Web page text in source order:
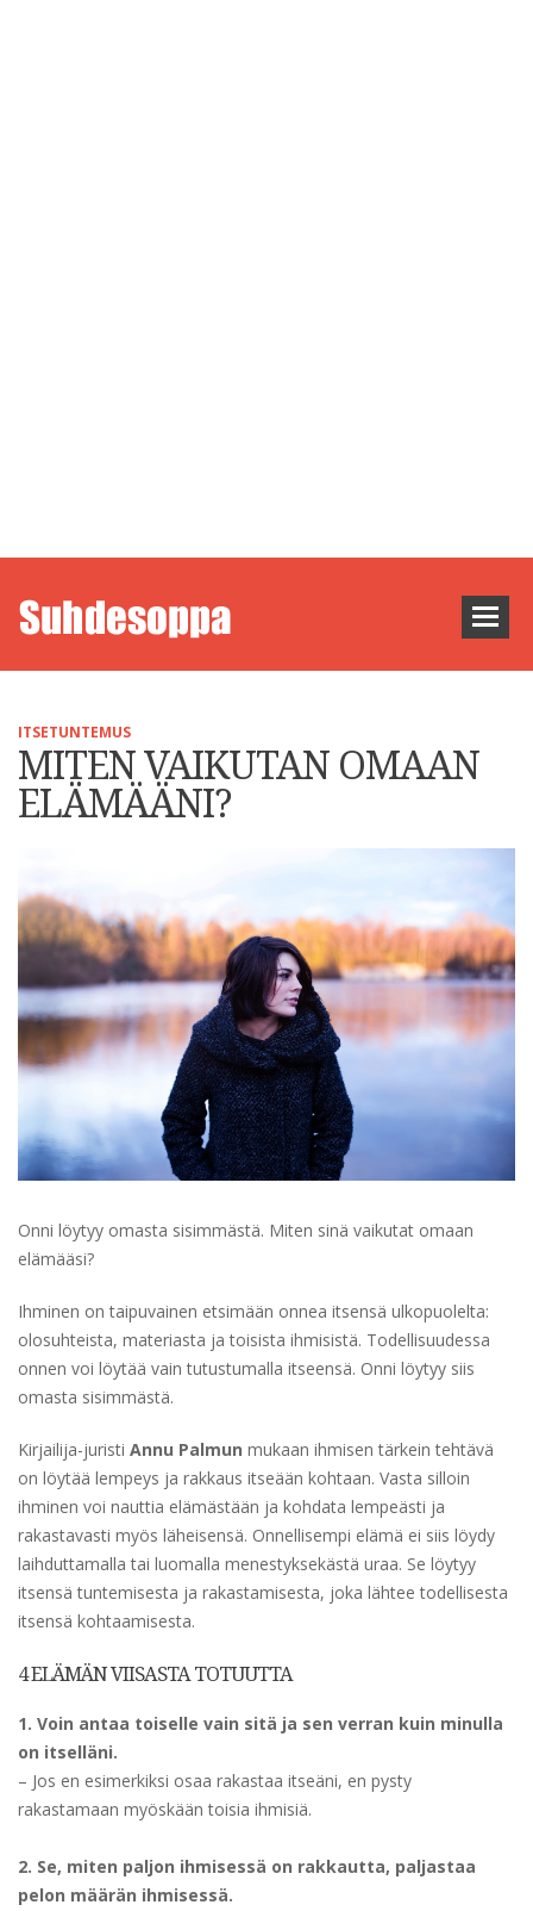
ITSETUNTEMUS
MITEN VAIKUTAN OMAAN
ELÄMÄÄNI?
Onni löytyy omasta sisimmästä. Miten sinä vaikutat omaan
elämääsi?
Ihminen on taipuvainen etsimään onnea itsensä ulkopuolelta:
olosuhteista, materiasta ja toisista ihmisistä. Todellisuudessa
onnen voi löytää vain tutustumalla itseensä. Onni löytyy siis
omasta sisimmästä.
Kirjailija-juristi Annu Palmun mukaan ihmisen tärkein tehtävä
on löytää lempeys ja rakkaus itseään kohtaan. Vasta silloin
ihminen voi nauttia elämästään ja kohdata lempeästi ja
rakastavasti myös läheisensä. Onnellisempi elämä ei siis löydy
laihduttamalla tai luomalla menestyksekästä uraa. Se löytyy
itsensä tuntemisesta ja rakastamisesta, joka lähtee todellisesta
itsensä kohtaamisesta.
4 ELÄMÄN VIISASTA TOTUUTTA
1. Voin antaa toiselle vain sitä ja sen verran kuin minulla
on itselläni.
– Jos en esimerkiksi osaa rakastaa itseäni, en pysty
rakastamaan myöskään toisia ihmisiä.
2. Se, miten paljon ihmisessä on rakkautta, paljastaa
pelon määrän ihmisessä.